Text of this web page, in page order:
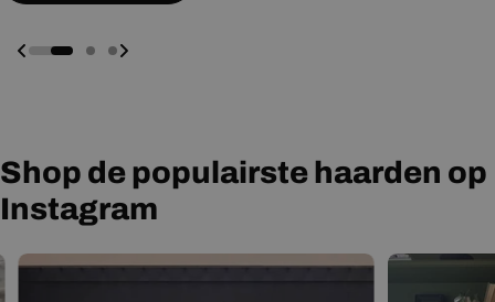
Shop de populairste haarden op
Instagram